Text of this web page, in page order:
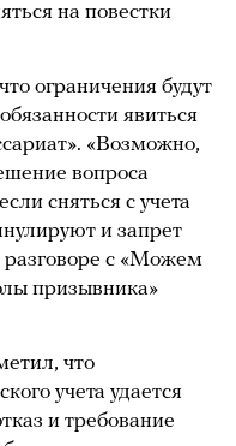
на повестки
ограничения будут
явиться
«Возможно,
вопроса
сняться с учета
и запрет
разговоре с «Можем
призывника»
что
учета удается
и требование